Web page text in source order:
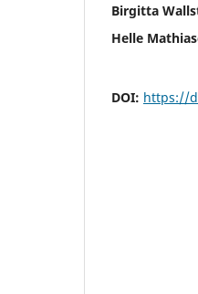
Birgitta
Helle
DOI: https://